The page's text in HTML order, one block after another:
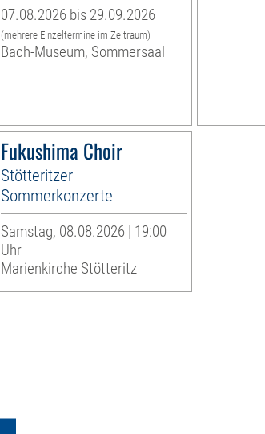
07.08.2026 bis 29.09.2026
(mehrere Einzeltermine im Zeitraum)
Bach-Museum, Sommersaal
Fukushima Choir
Stötteritzer
Sommerkonzerte
Samstag, 08.08.2026 | 19:00
Uhr
Marienkirche Stötteritz